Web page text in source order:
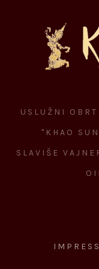
USLUŽNI
"KHAO
SLAVIŠE